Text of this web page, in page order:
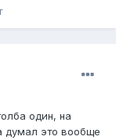
один, на
думал это вообще